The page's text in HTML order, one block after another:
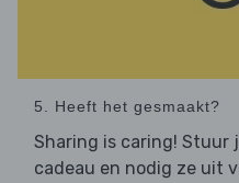
5. Heeft het gesmaakt?
Sharing is caring! Stuur
cadeau en nodig ze uit